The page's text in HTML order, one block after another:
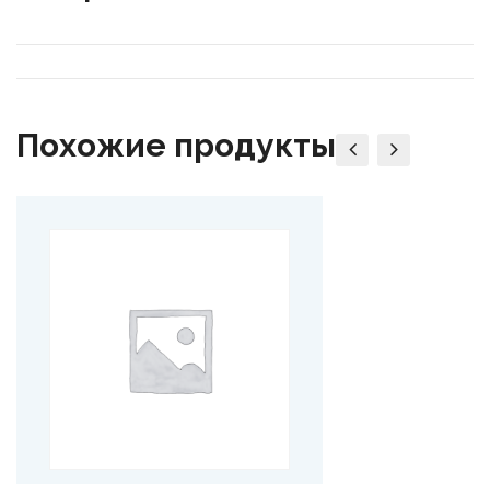
Похожие продукты